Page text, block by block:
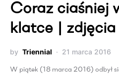
Coraz ciaśniej
klatce | zdjęcia
by Triennial 21 marca 2016
W piątek (18 marca 2016) odbył